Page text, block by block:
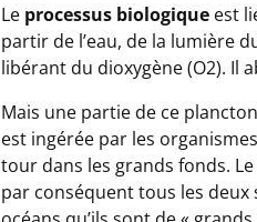
Le processus biologique est
partir de l’eau, de la lumière
libérant du dioxygène (O2). Il
Mais une partie de ce
est ingérée par les
tour dans les grands fonds.
par conséquent tous les deux